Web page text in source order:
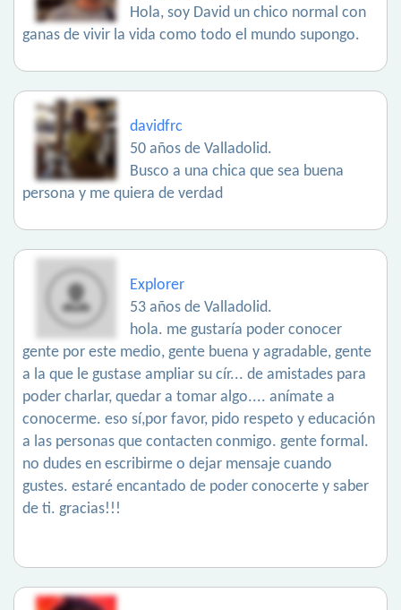
Hola, soy David un chico normal con
ganas de vivir la vida como todo el mundo supongo.
davidfrc
50 años de Valladolid.
Busco a una chica que sea buena
persona y me quiera de verdad
Explorer
53 años de Valladolid.
hola. me gustaría poder conocer
gente por este medio, gente buena y agradable, gente
a la que le gustase ampliar su cír... de amistades para
poder charlar, quedar a tomar algo.... anímate a
conocerme. eso sí,por favor, pido respeto y educación
a las personas que contacten conmigo. gente formal.
no dudes en escribirme o dejar mensaje cuando
gustes. estaré encantado de poder conocerte y saber
de ti. gracias!!!